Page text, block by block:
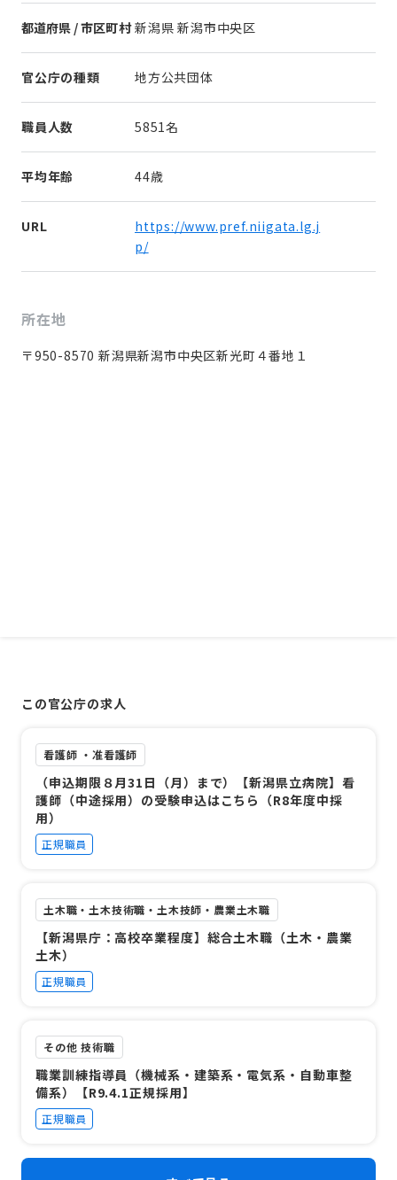
都道府県 / 市区町村 新潟県 新潟市中央区
官公庁の種類 地方公共団体
職員人数 5851名
平均年齢 44歳
URL
https://www.pref.niigata.lg.j
p/
所在地
〒950-8570 新潟県新潟市中央区新光町４番地１
この官公庁の求人
看護師 ・准看護師
（申込期限８月31日（月）まで）【新潟県立病院】看
護師（中途採用）の受験申込はこちら（R8年度中採
用）
正規職員
土木職・土木技術職・土木技師・農業土木職
【新潟県庁：高校卒業程度】総合土木職（土木・農業
土木）
正規職員
その他 技術職
職業訓練指導員（機械系・建築系・電気系・自動車整
備系）【R9.4.1正規採用】
正規職員